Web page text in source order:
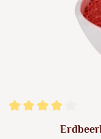
Durchschnittliche